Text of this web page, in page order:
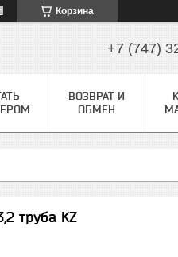
Корзина
+7 (747)
ВОЗВРАТ И
ОБМЕН
труба KZ